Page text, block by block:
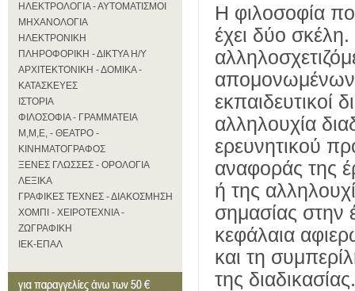
ΗΛΕΚΤΡΟΛΟΓΙΑ - ΑΥΤΟΜΑΤΙΣΜΟΙ
ΜΗΧΑΝΟΛΟΓΙΑ
ΗΛΕΚΤΡΟΝΙΚΗ
ΠΛΗΡΟΦΟΡΙΚΗ - ΔΙΚΤΥΑ Η/Υ
ΑΡΧΙΤΕΚΤΟΝΙΚΗ - ΔΟΜΙΚΑ -
ΚΑΤΑΣΚΕΥΕΣ
ΙΣΤΟΡΙΑ
ΦΙΛΟΣΟΦΙΑ - ΓΡΑΜΜΑΤΕΙΑ
Μ,Μ,Ε, - ΘΕΑΤΡΟ -
ΚΙΝΗΜΑΤΟΓΡΑΦΟΣ
ΞΕΝΕΣ ΓΛΩΣΣΕΣ - ΟΡΟΛΟΓΙΑ
ΛΕΞΙΚΑ
ΓΡΑΦΙΚΕΣ ΤΕΧΝΕΣ - ΔΙΑΚΟΣΜΗΣΗ
ΧΟΜΠΙ - ΧΕΙΡΟΤΕΧΝΙΑ -
ΖΩΓΡΑΦΙΚΗ
ΙΕΚ-ΕΠΑΛ
Η φιλοσοφία
έχει δύο
απομονωμένων
εκπαιδευτικοί
αλληλουχία
ερευνητικού
αναφοράς της
ή της
σημασίας στην
κεφάλαια
και τη
της διαδικασίας.